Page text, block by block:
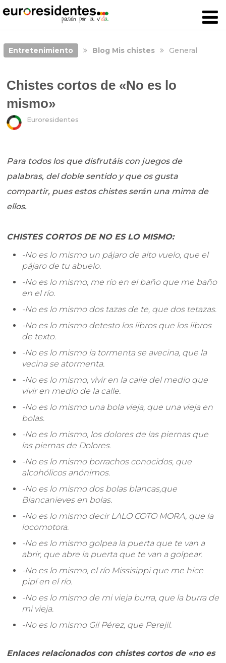
Entretenimiento Blog Mis chistes General
Chistes cortos de «No es lo
mismo»
Euroresidentes
Para todos los que disfrutáis con juegos de
palabras, del doble sentido y que os gusta
compartir, pues estos chistes serán una mima de
ellos.
CHISTES CORTOS DE NO ES LO MISMO:
-No es lo mismo un pájaro de alto vuelo, que el
pájaro de tu abuelo.
-No es lo mismo, me río en el baño que me baño
en el río.
-No es lo mismo dos tazas de te, que dos tetazas.
-No es lo mismo detesto los libros que los libros
de texto.
-No es lo mismo la tormenta se avecina, que la
vecina se atormenta.
-No es lo mismo, vivir en la calle del medio que
vivir en medio de la calle.
-No es lo mismo una bola vieja, que una vieja en
bolas.
-No es lo mismo, los dolores de las piernas que
las piernas de Dolores.
-No es lo mismo borrachos conocidos, que
alcohólicos anónimos.
-No es lo mismo dos bolas blancas,que
Blancanieves en bolas.
-No es lo mismo decir LALO COTO MORA, que la
locomotora.
-No es lo mismo golpea la puerta que te van a
abrir, que abre la puerta que te van a golpear.
-No es lo mismo, el río Missisippi que me hice
pipí en el río.
-No es lo mismo de mi vieja burra, que la burra de
mi vieja.
-No es lo mismo Gil Pérez, que Perejil.
Enlaces relacionados con chistes cortos de «no es